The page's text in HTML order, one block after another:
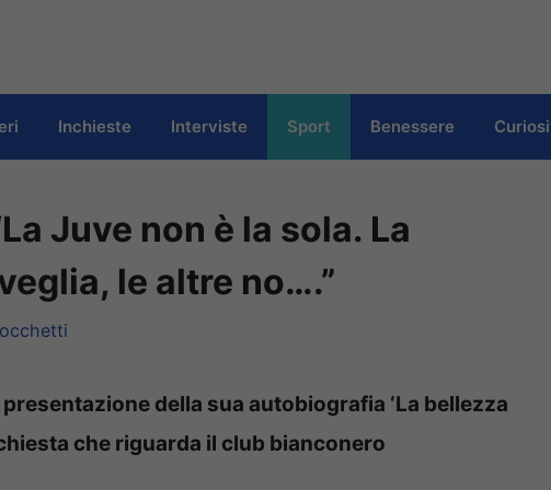
Inchieste Interviste Sport Benessere
Juve non è la sola. La
le altre no….”
della sua autobiografia ‘La bellezza
che riguarda il club bianconero